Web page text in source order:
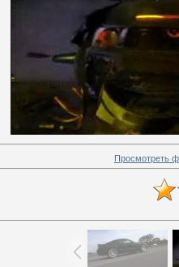
Просмотреть